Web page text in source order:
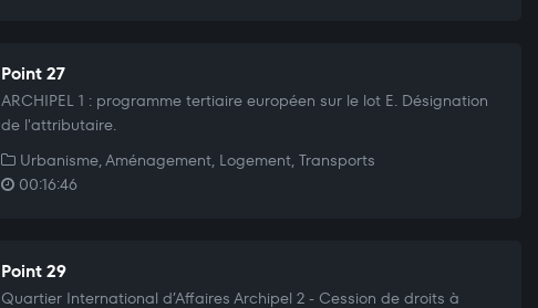
Point 27
ARCHIPEL 1 : programme tertiaire européen sur le lot E. Désignation
de l'attributaire.
Urbanisme, Aménagement, Logement, Transports
00:16:46
Point 29
Quartier International d’Affaires Archipel 2 - Cession de droits à